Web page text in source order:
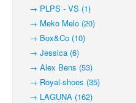
→ PLPS - VS (1)
→ Meko Melo (20)
→ Box&Co (10)
→ Jessica (6)
→ Alex Bens (53)
→ Royal-shoes (35)
→ LAGUNA (162)